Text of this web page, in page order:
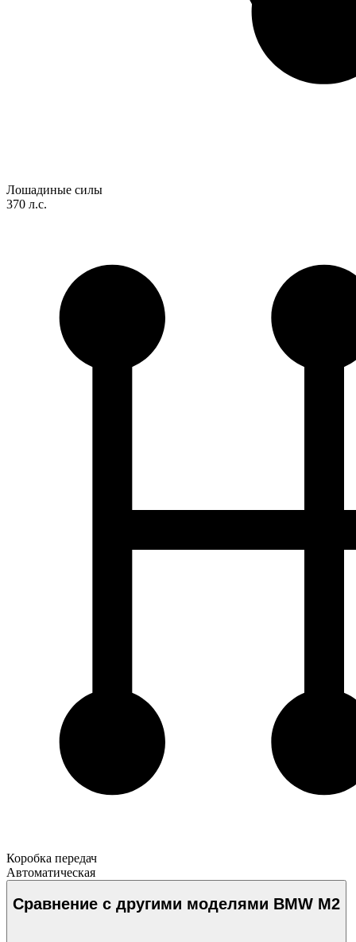
Лошадиные силы
370 л.с.
Коробка передач
Автоматическая
Сравнение с другими моделями BMW M2